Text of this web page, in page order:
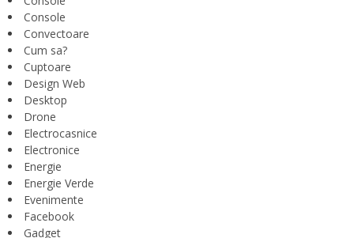
Console
Convectoare
Cum sa?
Cuptoare
Design Web
Desktop
Drone
Electrocasnice
Electronice
Energie
Energie Verde
Evenimente
Facebook
Gadget